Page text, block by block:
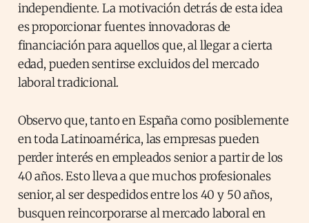
independiente. La motivación detrás de esta idea
es proporcionar fuentes innovadoras de
financiación para aquellos que, al llegar a cierta
edad, pueden sentirse excluidos del mercado
laboral tradicional.
Observo que, tanto en España como posiblemente
en toda Latinoamérica, las empresas pueden
perder interés en empleados senior a partir de los
40 años. Esto lleva a que muchos profesionales
senior, al ser despedidos entre los 40 y 50 años,
busquen reincorporarse al mercado laboral en